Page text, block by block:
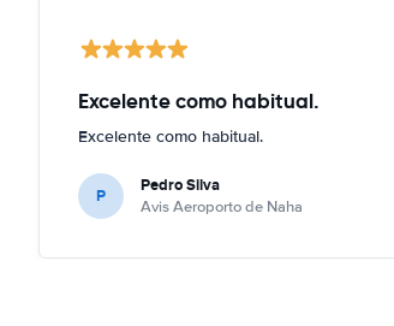
Excelente como habitual.
Excelente como habitual.
P Pedro Silva
Avis Aeroporto de Naha